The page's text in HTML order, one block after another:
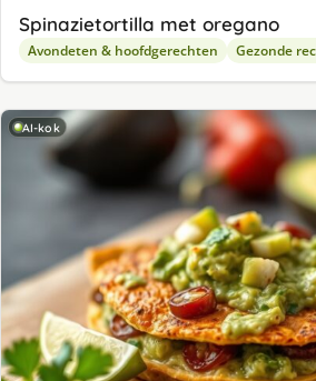
Spinazietortilla met oregano
Avondeten & hoofdgerechten Gezonde
AI-kok